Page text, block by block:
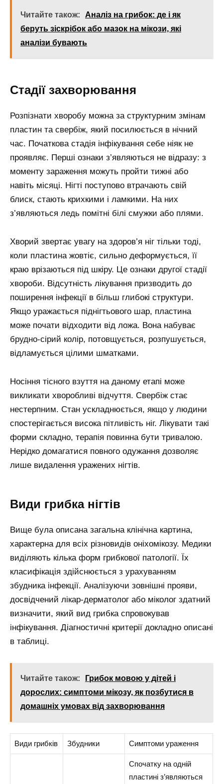
Читайте також:
Аналіз на грибок: де і як
беруть зіскрібок або мазок на мікози, які
аналізи бувають
Стадії захворювання
Розпізнати хворобу можна за структурним змінам
пластин та свербіж, який посилюється в нічний
час. Початкова стадія інфікування себе ніяк не
проявляє. Перші ознаки з’являються не відразу: з
моменту зараження можуть пройти тижні або
навіть місяці. Нігті поступово втрачають свій
блиск, стають крихкими і ламкими. На них
з’являються ледь помітні білі смужки або плями.
Хворий звертає увагу на здоров’я ніг тільки тоді,
коли пластина жовтіє, сильно деформується, її
краю врізаються під шкіру. Це ознаки другої стадії
хвороби. Відсутність лікування призводить до
поширення інфекції в більш глибокі структури.
Якщо уражається піднігтьового шар, пластина
може почати відходити від ложа. Вона набуває
брудно-сірий колір, потовщується, розпушується,
відламується цілими шматками.
Носіння тісного взуття на даному етапі може
викликати хворобливі відчуття. Свербіж стає
нестерпним. Стан ускладнюється, якщо у людини
спостерігається висока пітливість ніг. Лікувати такі
форми складно, терапія повинна бути тривалою.
Нерідко домагатися повного одужання дозволяє
лише видалення уражених нігтів.
Види грибка нігтів
Вище була описана загальна клінічна картина,
характерна для всіх різновидів оніхомікозу. Медики
виділяють кілька форм грибкової патології. Їх
класифікація здійснюється з урахуванням
збудника інфекції. Аналізуючи зовнішні прояви,
досвідчений лікар-дерматолог або міколог здатний
визначити, який вид грибка спровокував
інфікування. Діагностичні критерії докладно описані
в таблиці.
Читайте також:
Грибок мовою у дітей і
дорослих: симптоми мікозу, як позбутися в
домашніх умовах від захворювання
Види грибків Збудники Симптоми ураження
Спочатку на одній
пластині з’являються